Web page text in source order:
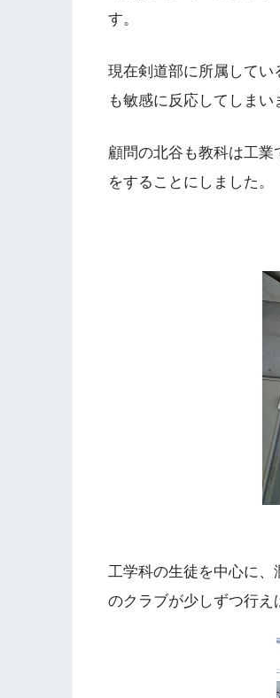
す。
現在剣道部に所属してい
も敏感に反応してしまい
顧問の北谷も教科は工
をすることにしました。
工学科の生徒を中心に
のクラブが少しずつ行え